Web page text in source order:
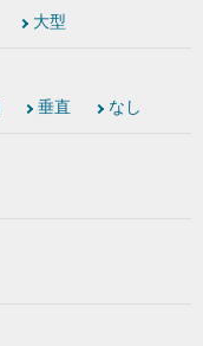
大型
垂直 なし